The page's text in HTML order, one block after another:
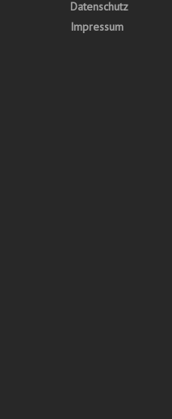
Datenschutz
Impressum